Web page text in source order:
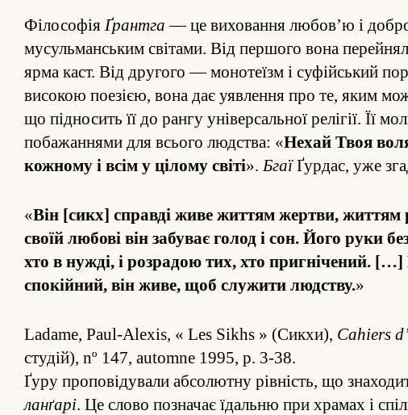
ФілософіяҐрантга — це вихова­ння любов’ю і
мусульманським світами. Від першого вона
ярма каст. Від другого — монотеїзм і суфійський
високою поезією, вона дає уявле­ння про те, яким
що під­носить її до рангу універсальної релігії. Її
побажа­н­нями для всього людства: «Нехай Твоя
кожному і всім у цілому світі».БгаїҐурдас, уже
«Він [сикх] справді живе жи­т­тям жертви,
своїй любові він забуває голод і сон. Його руки
хто в нужді, і роз­радою тих, хто пригнічений.
спокійний, він живе, щоб служити людству.»
Ladame, Paul-Alexis, « Les Sikhs » (Сикхи), Cahiers
студій), nº 147, automne 1995, p. 3-38.
Ґуру проповід­ували абсолютну рівність, що
ланґарі. Це слово по­значає їдальню при храмах і